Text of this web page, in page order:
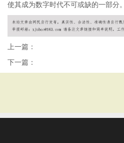
使其成为数字时代不可或缺的一部分。
上一篇：
下一篇：